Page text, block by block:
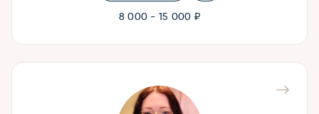
8 000 - 15 000 ₽